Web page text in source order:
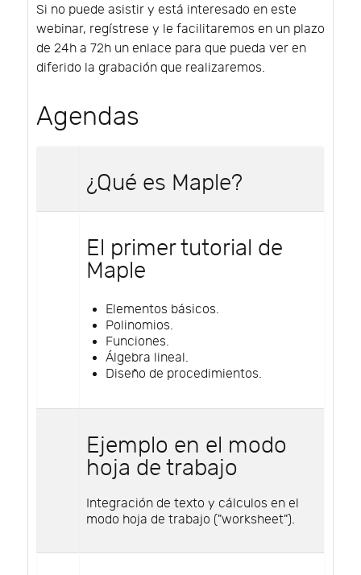
Si no puede asistir y está interesado en este
webinar, regístrese y le facilitaremos en un plazo
de 24h a 72h un enlace para que pueda ver en
diferido la grabación que realizaremos.
Agendas
¿Qué es Maple?
El primer tutorial de
Maple
Elementos básicos.
Polinomios.
Funciones.
Álgebra lineal.
Diseño de procedimientos.
Ejemplo en el modo
hoja de trabajo
Integración de texto y cálculos en el
modo hoja de trabajo ("worksheet").